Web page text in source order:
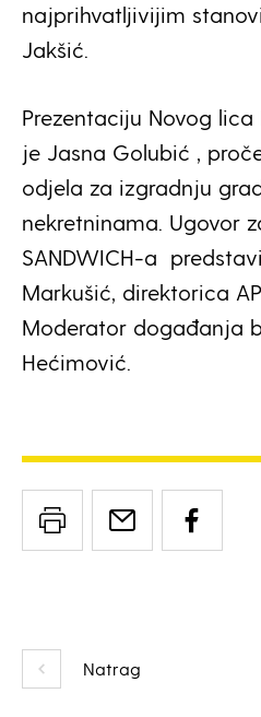
Natrag
najprihvatljivijim
Jakšić.
Prezentaciju Novog
je Jasna Golubić ,
odjela za izgradnju
nekretninama. Ugovor
SANDWICH-a
Markušić, direktorica
Moderator događanja
Hećimović.